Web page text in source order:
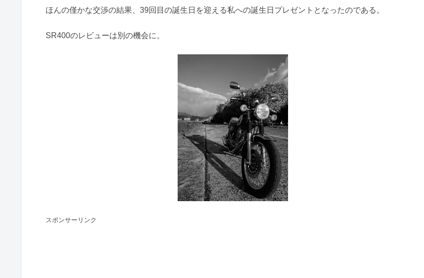
ほんの僅かな交渉の結果、39回目の誕生日を迎える私への誕生日プレゼントとなったのである。
SR400のレビューは別の機会に。
スポンサーリンク